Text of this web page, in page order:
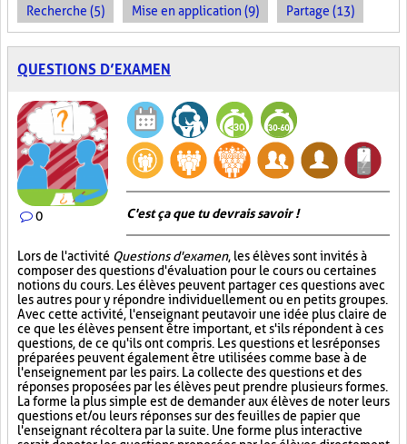
Recherche (5) Mise en application (9) Partage (13)
QUESTIONS D’EXAMEN
0 C'est ça que tu devrais savoir !
Lors de l'activité Questions d'examen, les élèves sont invités à
composer des questions d'évaluation pour le cours ou certaines
notions du cours. Les élèves peuvent partager ces questions avec
les autres pour y répondre individuellement ou en petits groupes.
Avec cette activité, l'enseignant peut avoir une idée plus claire de
ce que les élèves pensent être important, et s'ils répondent à ces
questions, de ce qu'ils ont compris. Les questions et les réponses
préparées peuvent également être utilisées comme base à de
l'enseignement par les pairs. La collecte des questions et des
réponses proposées par les élèves peut prendre plusieurs formes.
La forme la plus simple est de demander aux élèves de noter leurs
questions et/ou leurs réponses sur des feuilles de papier que
l'enseignant récoltera par la suite. Une forme plus interactive